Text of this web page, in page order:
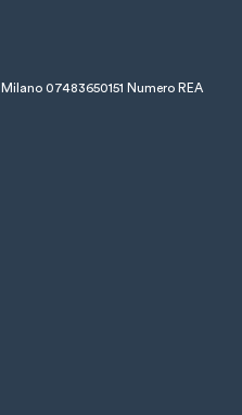
07483650151 Numero REA